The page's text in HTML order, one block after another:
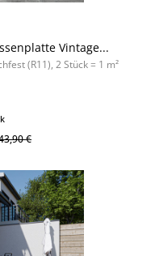
Vintage...
(R11), 2 Stück = 1 m²
€